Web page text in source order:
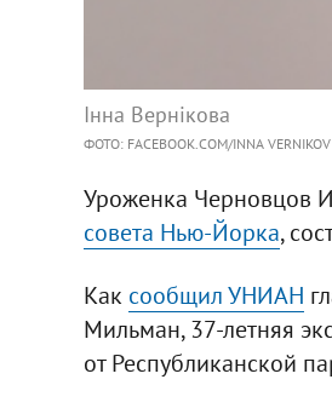
Інна Вернікова
ФОТО: FACEBOOK.COM/INNA VERNIKOV
Уроженка Черновцов
совета Нью-Йорка,
Как сообщил УНИАН
Мильман, 37-летняя
от Республиканской